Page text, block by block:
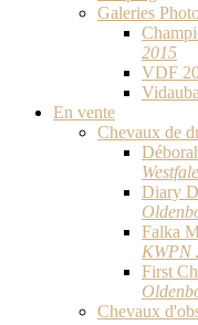
Galeries
2015
VDF
En vente
Chevaux de
Diary
Falka
KWPN
First
Chevaux